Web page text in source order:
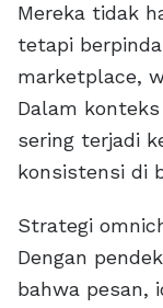
Mereka tidak
tetapi
marketplace,
Dalam konteks
sering terjadi
konsistensi di
Strategi
Dengan
bahwa pesan,